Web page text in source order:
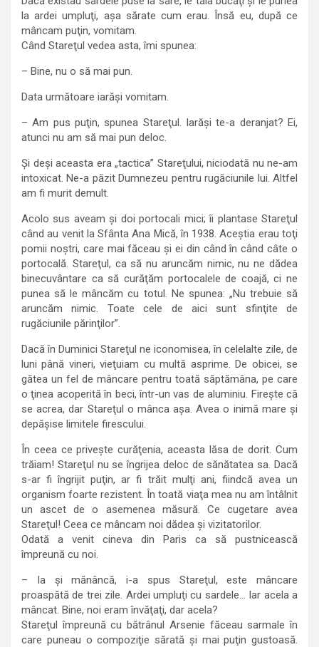
la ardei umpluţi, aşa sărate cum erau. Însă eu, după ce
mâncam puţin, vomitam.
Când Stareţul vedea asta, îmi spunea:
– Bine, nu o să mai pun.
Data următoare iarăşi vomitam.
– Am pus puţin, spunea Stareţul. Iarăşi te-a deranjat? Ei,
atunci nu am să mai pun deloc.
Şi deşi aceasta era „tactica” Stareţului, niciodată nu ne-am
intoxicat. Ne-a păzit Dumnezeu pentru rugăciunile lui. Altfel
am fi murit demult.
Acolo sus aveam şi doi portocali mici; îi plantase Stareţul
când au venit la Sfânta Ana Mică, în 1938. Aceştia erau toţi
pomii noştri, care mai făceau şi ei din când în când câte o
portocală. Stareţul, ca să nu aruncăm nimic, nu ne dădea
binecuvântare ca să curăţăm portocalele de coajă, ci ne
punea să le mâncăm cu totul. Ne spunea: „Nu trebuie să
aruncăm nimic. Toate cele de aici sunt sfinţite de
rugăciunile părinţilor”.
Dacă în Duminici Stareţul ne iconomisea, în celelalte zile, de
luni până vineri, vieţuiam cu multă asprime. De obicei, se
gătea un fel de mâncare pentru toată săptămâna, pe care
o ţinea acoperită în beci, într-un vas de aluminiu. Fireşte că
se acrea, dar Stareţul o mânca aşa. Avea o inimă mare şi
depăşise limitele firescului.
În ceea ce priveşte curăţenia, aceasta lăsa de dorit. Cum
trăiam! Stareţul nu se îngrijea deloc de sănătatea sa. Dacă
s-ar fi îngrijit puţin, ar fi trăit mulţi ani, fiindcă avea un
organism foarte rezistent. În toată viaţa mea nu am întâlnit
un ascet de o asemenea măsură. Ce cugetare avea
Stareţul! Ceea ce mâncam noi dădea şi vizitatorilor.
Odată a venit cineva din Paris ca să pustnicească
împreună cu noi.
– Ia şi mănâncă, i-a spus Stareţul, este mâncare
proaspătă de trei zile. Ardei umpluţi cu sardele… Iar acela a
mâncat. Bine, noi eram învăţaţi, dar acela?
Stareţul împreună cu bătrânul Arsenie făceau sarmale în
care puneau o compoziţie sărată şi mai puţin gustoasă.